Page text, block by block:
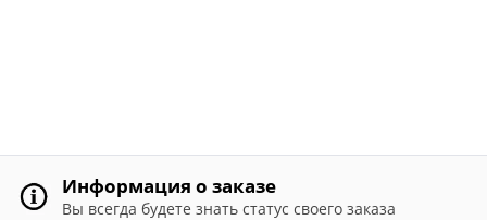
Информация о заказе
Вы всегда будете знать статус своего заказа